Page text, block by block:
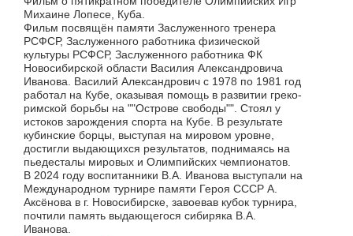
Михаине Лопесе, Куба.
Фильм посвящён памяти Заслуженного тренера
РСФСР, Заслуженного работника физической
культуры РСФСР, Заслуженного работника ФК
Новосибирской области Василия Александровича
Иванова. Василий Александрович с 1978 по 1981 год
работал на Кубе, оказывая помощь в развитии греко-
римской борьбы на ""Острове свободы"". Стоял у
истоков зарождения спорта на Кубе. В результате
кубинские борцы, выступая на мировом уровне,
достигли выдающихся результатов, поднимаясь на
пьедесталы мировых и Олимпийских чемпионатов.
В 2024 году воспитанники В.А. Иванова выступали на
Международном турнире памяти Героя СССР А.
Аксёнова в г. Новосибирске, завоевав кубок турнира,
почтили память выдающегося сибиряка В.А.
Иванова.